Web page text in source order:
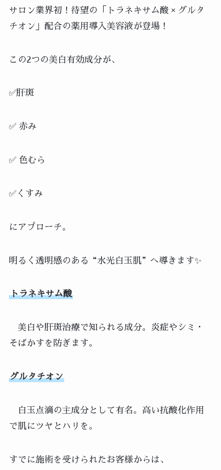
サロン業界初！待望の「トラネキサム酸 × グルタ
チオン」配合の薬用導入美容液が登場！
この2つの美白有効成分が、
✅肝斑
✅ 赤み
✅ 色むら
✅くすみ
にアプローチ。
明るく透明感のある“水光白玉肌”へ導きます✨
トラネキサム酸
美白や肝斑治療で知られる成分。炎症やシミ・
そばかすを防ぎます。
グルタチオン
白玉点滴の主成分として有名。高い抗酸化作用
で肌にツヤとハリを。
すでに施術を受けられたお客様からは、